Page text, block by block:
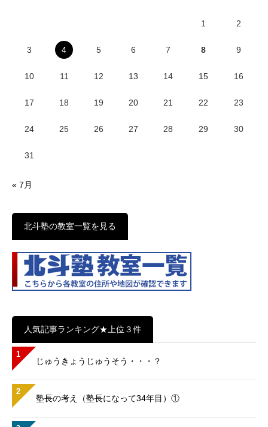
1 2
3 4 5 6 7 8 9
10 11 12 13 14 15 16
17 18 19 20 21 22 23
24 25 26 27 28 29 30
31
« 7月
北斗塾の教室一覧を見る
人気記事ランキング★上位３件
1
じゅうきょうじゅうそう・・・？
2
塾長の考え（塾長になって34年目）①